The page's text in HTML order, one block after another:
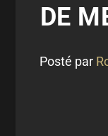
DE
Posté par